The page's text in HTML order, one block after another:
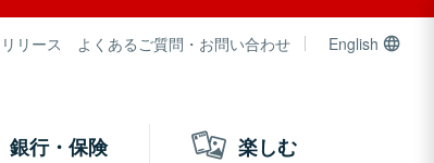
リース よくあるご質問・お問い合わせ English
銀行・保険 楽しむ